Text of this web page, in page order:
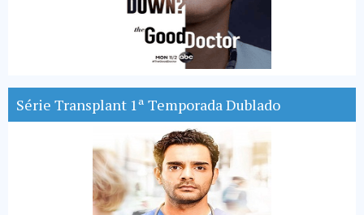
Série Transplant 1ª Temporada Dublado